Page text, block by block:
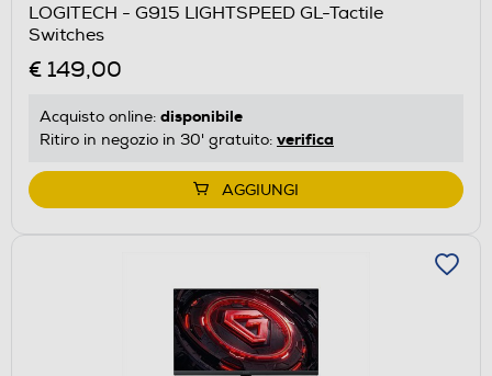
LOGITECH - G915 LIGHTSPEED GL-Tactile
Switches
€ 149,00
Acquisto online: disponibile
Ritiro in negozio in 30' gratuito: verifica
AGGIUNGI